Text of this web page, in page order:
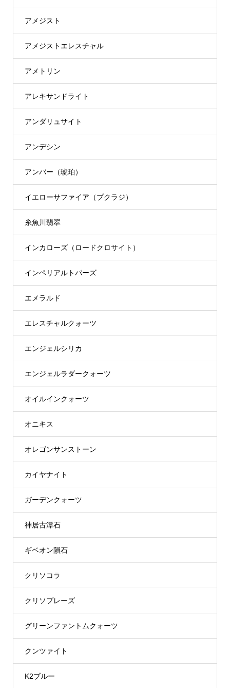
アメジスト
アメジストエレスチャル
アメトリン
アレキサンドライト
アンダリュサイト
アンデシン
アンバー（琥珀）
イエローサファイア（プクラジ）
糸魚川翡翠
インカローズ（ロードクロサイト）
インペリアルトパーズ
エメラルド
エレスチャルクォーツ
エンジェルシリカ
エンジェルラダークォーツ
オイルインクォーツ
オニキス
オレゴンサンストーン
カイヤナイト
ガーデンクォーツ
神居古潭石
ギベオン隕石
クリソコラ
クリソプレーズ
グリーンファントムクォーツ
クンツァイト
K2ブルー